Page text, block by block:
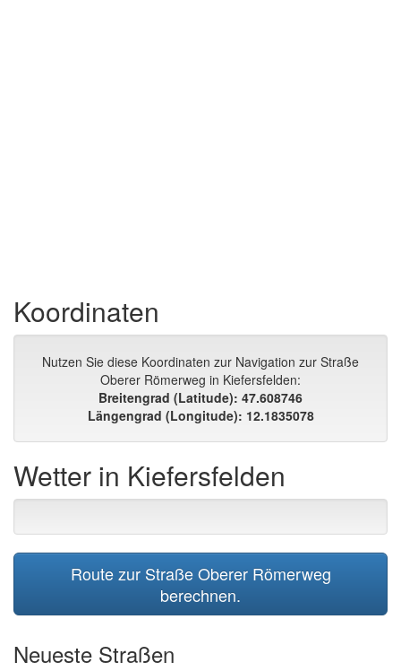
Koordinaten
Nutzen Sie diese Koordinaten zur Navigation zur Straße
Oberer Römerweg in Kiefersfelden:
Breitengrad (Latitude): 47.608746
Längengrad (Longitude): 12.1835078
Wetter in Kiefersfelden
Route zur Straße Oberer Römerweg
berechnen.
Neueste Straßen